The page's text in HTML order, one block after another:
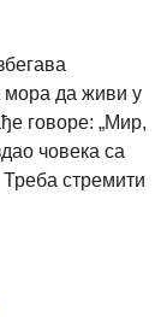
мора да живи у
говоре: „Мир,
човека са
стремити